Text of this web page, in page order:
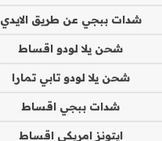
شدات ببجي عن طريق الايدي
شحن يلا لودو اقساط
شحن يلا لودو تابي تمارا
شدات ببجي اقساط
ايتونز امريكي اقساط